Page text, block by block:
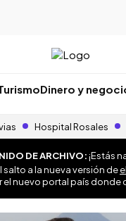
Dinero y
Hospital Rosales
DE ARCHIVO:¡Estás
salto a la nueva versión de
el nuevo portal país donde